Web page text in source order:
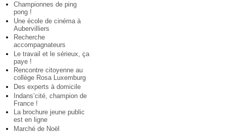
Championnes de ping
pong !
Une école de cinéma à
Aubervilliers
Recherche
accompagnateurs
Le travail et le sérieux, ça
paye !
Rencontre citoyenne au
collège Rosa Luxemburg
Des experts à domicile
Indans’cité, champion de
France !
La brochure jeune public
est en ligne
Marché de Noël